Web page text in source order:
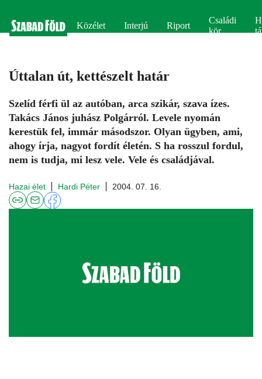
Közélet Interjú Riport
Családi
kör
Úttalan út, kettészelt határ
Szelíd férfi ül az autóban, arca szikár, szava ízes.
Takács János juhász Polgárról. Levele nyomán
kerestük fel, immár másodszor. Olyan ügyben, ami,
ahogy írja, nagyot fordít életén. S ha rosszul fordul,
nem is tudja, mi lesz vele. Vele és családjával.
Hazai élet Hardi Péter 2004. 07. 16.